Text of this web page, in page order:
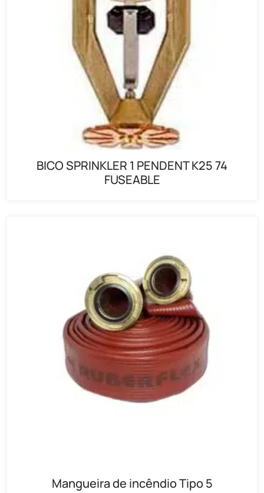
BICO SPRINKLER 1 PENDENT K25 74
FUSEABLE
Mangueira de incêndio Tipo 5